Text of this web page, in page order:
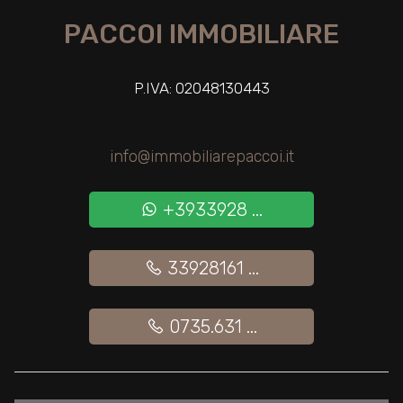
PACCOI IMMOBILIARE
P.IVA: 02048130443
info@immobiliarepaccoi.it
+3933928 ...
33928161 ...
0735.631 ...
Giardino
Posto auto/Box
Ascensore
Arredato